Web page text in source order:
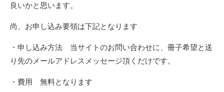
良いかと思います。
尚、お申し込み要領は下記となります
・申し込み方法 当サイトのお問い合わせに、冊子希望と送
り先のメールアドレスメッセージ頂くだけです。
・費用 無料となります